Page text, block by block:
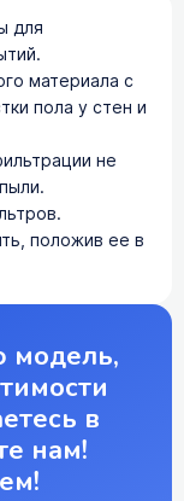
для
материала с
пола у стен и
не
положив ее в
модель,
в
нам!